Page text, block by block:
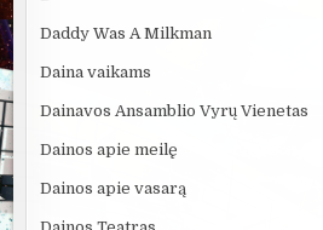
Daddy Was A Milkman
Daina vaikams
Dainavos Ansamblio Vyrų Vienetas
Dainos apie meilę
Dainos apie vasarą